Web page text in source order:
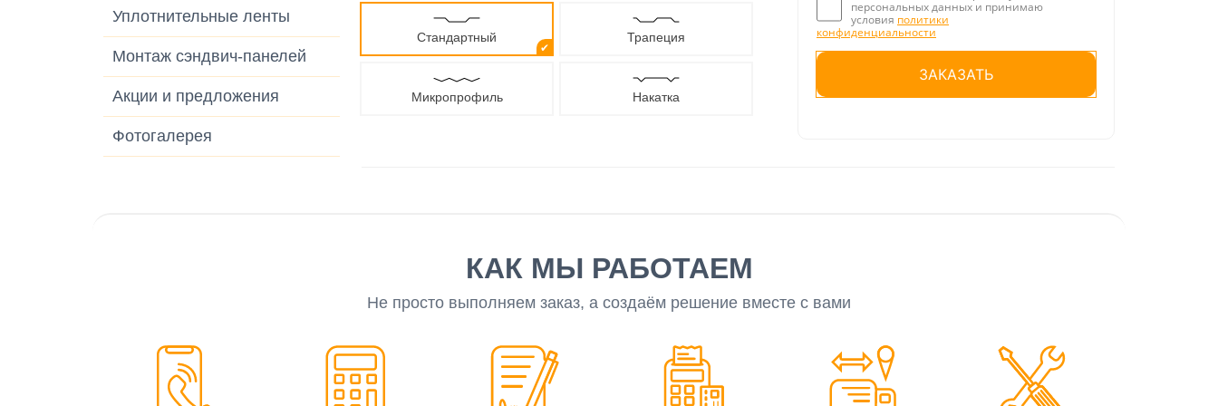
Уплотнительные ленты
Монтаж сэндвич-панелей
Акции и предложения
Фотогалерея
Стандартный
✔
Трапеция
Микропрофиль Накатка
персональных данных и принимаю
условия политики
конфиденциальности
КАК МЫ РАБОТАЕМ
Не просто выполняем заказ, а создаём решение вместе с вами